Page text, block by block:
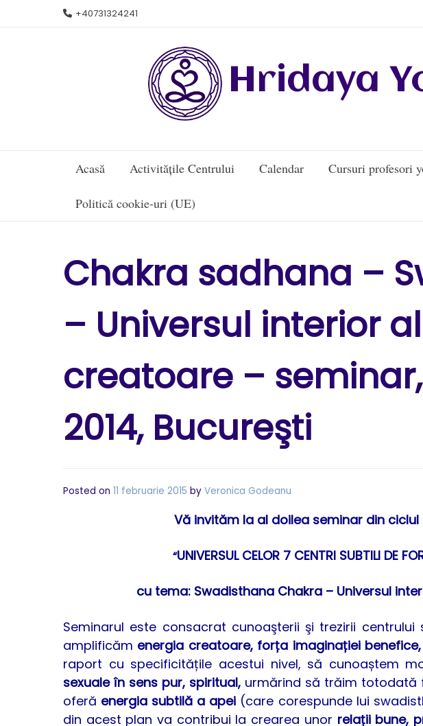
+40731324241
Hridaya
Acasă Activitățile Centrului Calendar Cursuri profesori
Politică cookie-uri (UE)
Chakra sadhana –
– Universul interior
creatoare –
2014, Bucureşti
Posted on 11 februarie 2015 by Veronica Godeanu
Vă invităm la al doilea seminar din ciclul
“UNIVERSUL CELOR 7 CENTRI SUBTILI DE
cu tema: Swadisthana Chakra – Universul
Seminarul este consacrat cunoaşterii şi trezirii
amplificăm energia creatoare, forța imaginației benefice,
raport cu specificitățile acestui nivel, să cunoaștem
sexuale în sens pur, spiritual, urmărind să trăim totodată
oferă energia subtilă a apei (care corespunde lui
din acest plan va contribui la crearea unor relații bune,